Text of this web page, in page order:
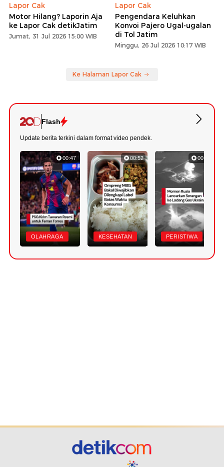
Lapor Cak
Motor Hilang? Laporin Aja
ke Lapor Cak detikJatim
Jumat, 31 Jul 2026 15:00 WIB
Lapor Cak
Pengendara Keluhkan
Konvoi Pajero Ugal-ugalan
di Tol Jatim
Minggu, 26 Jul 2026 10:17 WIB
Ke Halaman Lapor Cak
Flash
Update berita terkini dalam format video pendek.
00:47
OLAHRAGA
00:52
KESEHATAN
00:40
PERISTIWA